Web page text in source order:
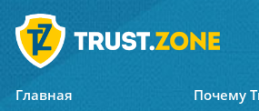
Главная
Почему